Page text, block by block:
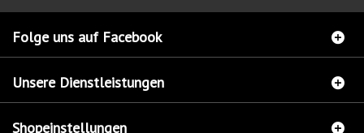
Folge uns auf Facebook
Unsere Dienstleistungen
Shopeinstellungen